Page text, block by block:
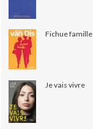
Fichue famille
Je vais vivre